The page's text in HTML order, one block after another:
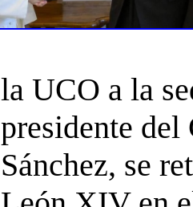
la UCO a la
presidente del
Sánchez, se